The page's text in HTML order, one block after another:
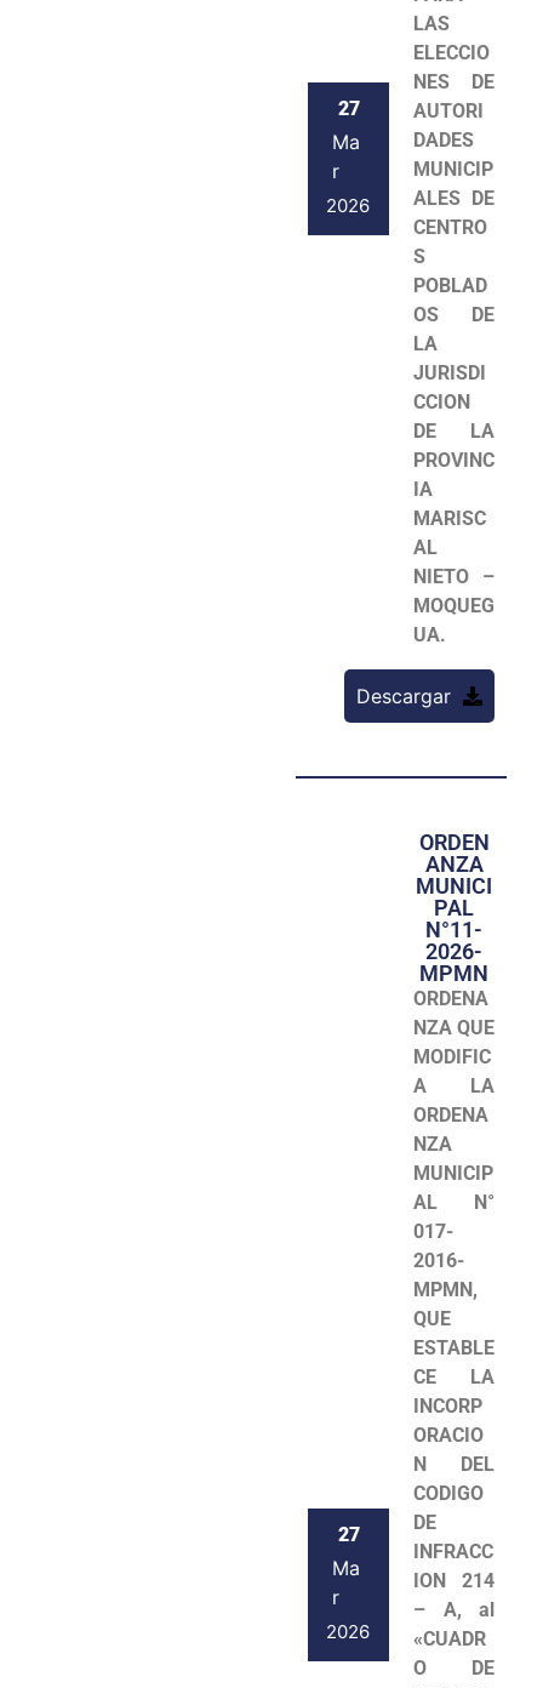
27
Ma
r
2026
LAS
ELECCIO
NES DE
AUTORI
DADES
MUNICIP
ALES DE
CENTRO
S
POBLAD
OS DE
LA
JURISDI
CCION
DE LA
PROVINC
IA
MARISC
AL
NIETO –
MOQUEG
UA.
Descargar
27
Ma
r
2026
ORDEN
ANZA
MUNICI
PAL
N°11-
2026-
MPMN
ORDENA
NZA QUE
MODIFIC
A LA
ORDENA
NZA
MUNICIP
AL N°
017-
2016-
MPMN,
QUE
ESTABLE
CE LA
INCORP
ORACIO
N DEL
CODIGO
DE
INFRACC
ION 214
– A, al
«CUADR
O DE